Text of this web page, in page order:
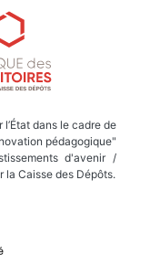
dans le cadre de
pédagogique"
d'avenir /
la Caisse des Dépôts.